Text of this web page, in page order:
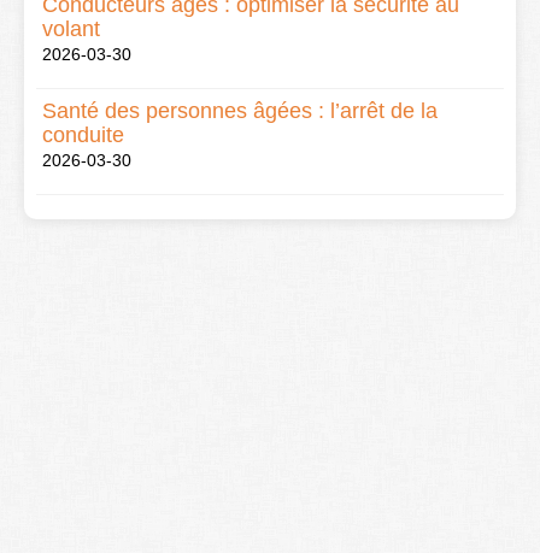
Conducteurs âgés : optimiser la sécurité au
volant
2026-03-30
Santé des personnes âgées : l’arrêt de la
conduite
2026-03-30